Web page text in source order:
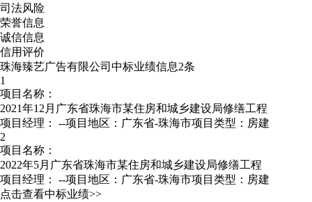
司法风险
荣誉信息
诚信信息
信用评价
珠海臻艺广告有限公司中标业绩信息2条
1
项目名称：
2021年12月广东省珠海市某住房和城乡建设局修缮工程
项目经理： --项目地区：广东省-珠海市项目类型：房建
2
项目名称：
2022年5月广东省珠海市某住房和城乡建设局修缮工程
项目经理： --项目地区：广东省-珠海市项目类型：房建
点击查看中标业绩>>